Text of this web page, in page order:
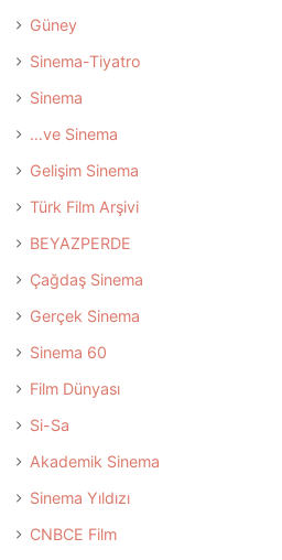
Güney
Sinema-Tiyatro
Sinema
…ve Sinema
Gelişim Sinema
Türk Film Arşivi
BEYAZPERDE
Çağdaş Sinema
Gerçek Sinema
Sinema 60
Film Dünyası
Si-Sa
Akademik Sinema
Sinema Yıldızı
CNBCE Film